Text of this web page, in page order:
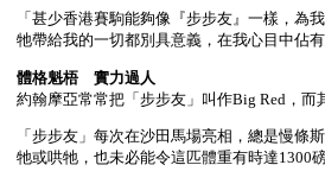
「甚少香港賽駒能夠像『步步友』一樣，
牠帶給我的一切都別具意義，在我心目中佔
體格魁梧 實力過人
約翰摩亞常常把「步步友」叫作Big Red，
「步步友」每次在沙田馬場亮相，總是慢
牠或哄牠，也未必能令這匹體重有時達1300